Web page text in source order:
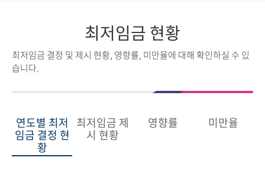
최저임금 현황
최저임금 결정 및 제시 현황, 영향률, 미만율에 대해 확인하실 수 있
습니다.
연도별 최저
임금 결정 현
황
최저임금 제
시 현황
영향률 미만율